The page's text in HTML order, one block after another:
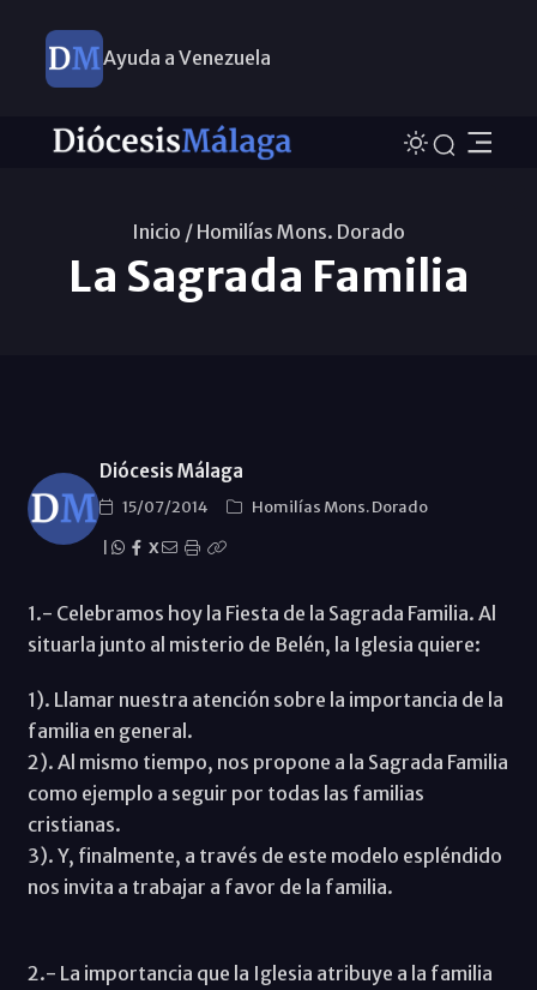
Ayuda a Venezuela
Inicio / Homilías Mons. Dorado
La Sagrada Familia
Diócesis Málaga
15/07/2014
Homilías Mons. Dorado
X
1.- Celebramos hoy la Fiesta de la Sagrada Familia. Al
situarla junto al misterio de Belén, la Iglesia quiere:
1). Llamar nuestra atención sobre la importancia de la
familia en general.
2). Al mismo tiempo, nos propone a la Sagrada Familia
como ejemplo a seguir por todas las familias
cristianas.
3). Y, finalmente, a través de este modelo espléndido
nos invita a trabajar a favor de la familia.
2.- La importancia que la Iglesia atribuye a la familia